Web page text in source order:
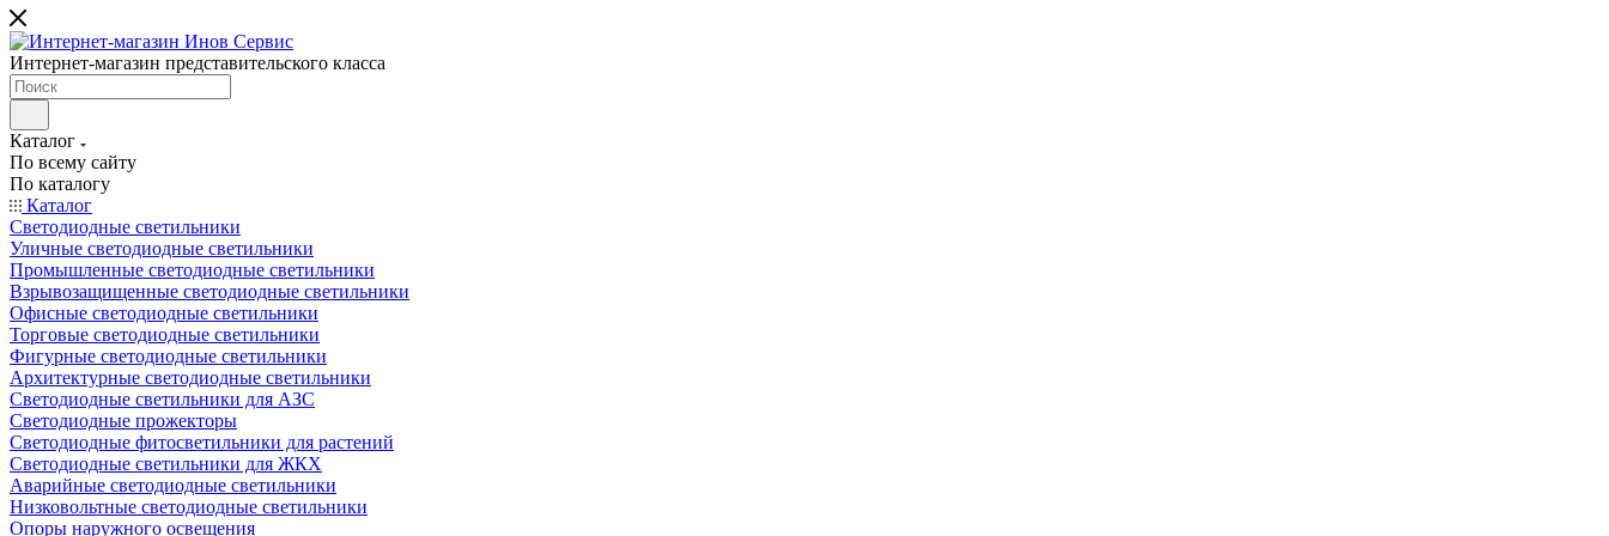
Интернет-магазин представительского класса
Каталог
По всему сайту
По каталогу
Каталог
Светодиодные светильники
Уличные светодиодные светильники
Промышленные светодиодные светильники
Взрывозащищенные светодиодные светильники
Офисные светодиодные светильники
Торговые светодиодные светильники
Фигурные светодиодные светильники
Архитектурные светодиодные светильники
Светодиодные светильники для АЗС
Светодиодные прожекторы
Светодиодные фитосветильники для растений
Светодиодные светильники для ЖКХ
Аварийные светодиодные светильники
Низковольтные светодиодные светильники
Опоры наружного освещения